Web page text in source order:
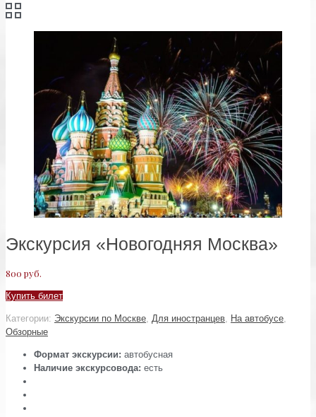
Экскурсия «Новогодняя Москва»
800 руб.
Купить билет
Категории: Экскурсии по Москве Для иностранцев На автобусе
Обзорные
Формат экскурсии: автобусная
Наличие экскурсовода: есть